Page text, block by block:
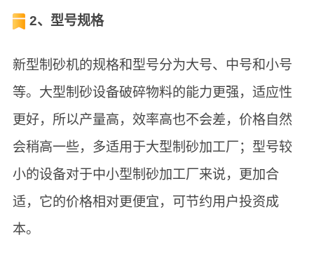
2、型号规格
新型制砂机的规格和型号分为大号、中号和小号
等。大型制砂设备破碎物料的能力更强，适应性
更好，所以产量高，效率高也不会差，价格自然
会稍高一些，多适用于大型制砂加工厂；型号较
小的设备对于中小型制砂加工厂来说，更加合
适，它的价格相对更便宜，可节约用户投资成
本。